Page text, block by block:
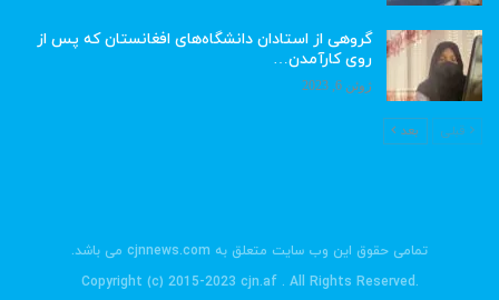
گروهی از استادان دانشگاه‌های افغانستان که پس از
روی کارآمدن…
ژوئن 6, 2023
قبلی بعد
تمامی حقوق این وب سایت متعلق به cjnnews.com می باشد.
.Copyright (c) 2015-2023 cjn.af . All Rights Reserved